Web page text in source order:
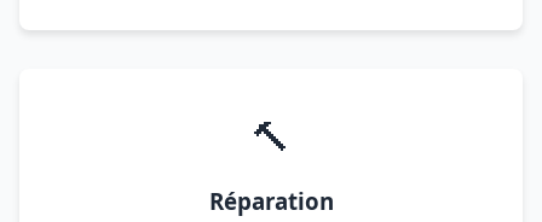
🔨
Réparation